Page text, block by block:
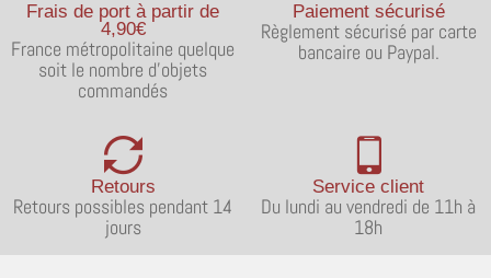
Frais de port à partir de
4,90€
France métropolitaine quelque
soit le nombre d'objets
commandés
Paiement sécurisé
Règlement sécurisé par carte
bancaire ou Paypal.
Retours
Retours possibles pendant 14
jours
Service client
Du lundi au vendredi de 11h à
18h